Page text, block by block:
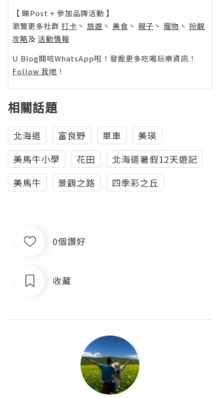
【 睇Post + 參加品牌活動 】
瀏覽更多社群 打卡 丶 旅遊 丶 美食 丶 親子 丶 寵物 丶 扮靚
攻略及 活動情報
U Blog開咗WhatsApp啦！發掘更多吃喝玩樂資訊！
Follow 我哋 ！
相關話題
北海道 富良野 單車
美瑛
美馬牛小學
花田
北海道暑假12天遊記
美馬牛
景觀之路 四季彩之丘
0個讚好
收藏